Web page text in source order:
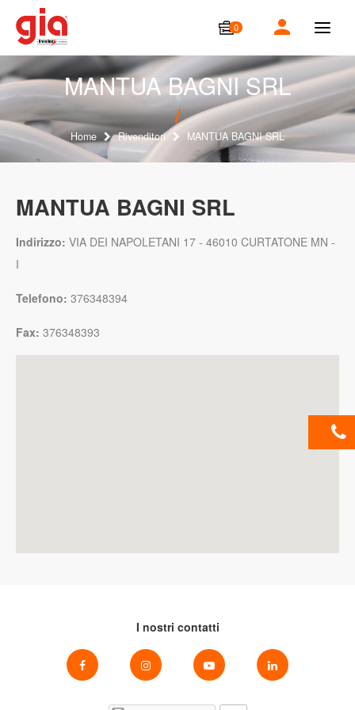
0
T
g
g
l
n
a
v
i
o
MANTUA BAGNI SRL
Home Rivenditori MANTUA BAGNI SRL
MANTUA BAGNI SRL
Indirizzo: VIA DEI NAPOLETANI 17 - 46010 CURTATONE MN -
I
Telefono: 376348394
Fax: 376348393
I nostri contatti